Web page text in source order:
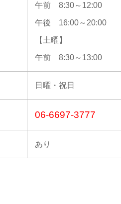
午前 8:30～12:00
午後 16:00～20:00
【土曜】
午前 8:30～13:00
日曜・祝日
06-6697-3777
あり